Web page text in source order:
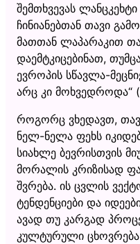
შემთხვევას
ჩინიანებთან თავი
მათთან ლაპარაკით
დაემტკიცებინათ,
ევროპის სწავლა-
არც კი მოხვედროდა“
როგორც ვხედავთ,
ნელ-ნელა ფეხს
სიახლე ბევრისთვის
მორალის კრიზისად
შვრება. ის ცვლის
ტენდენციები და
ავად თუ კარგად
კულტურული ცხოვრება